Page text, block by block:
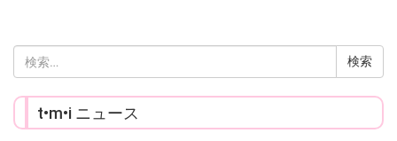
索:
t•m•i ニュース